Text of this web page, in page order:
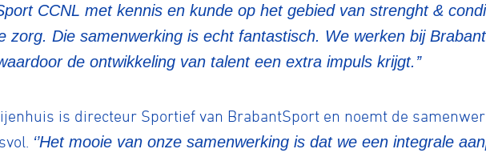
CCNL met kennis en kunde op het gebied van strenght &
zorg. Die samenwerking is echt fantastisch. We werken bij
de ontwikkeling van talent een extra impuls krijgt.’’
is directeur Sportief van BrabantSport en noemt de
‘’Het mooie van onze samenwerking is dat we een integrale